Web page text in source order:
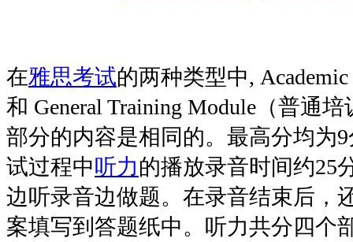
在雅思考试的两种类型中,
和 General Training Module（普通
部分的内容是相同的。最高分均为
试过程中听力的播放录音时间约25
边听录音边做题。在录音结束后，
案填写到答题纸中。听力共分四个